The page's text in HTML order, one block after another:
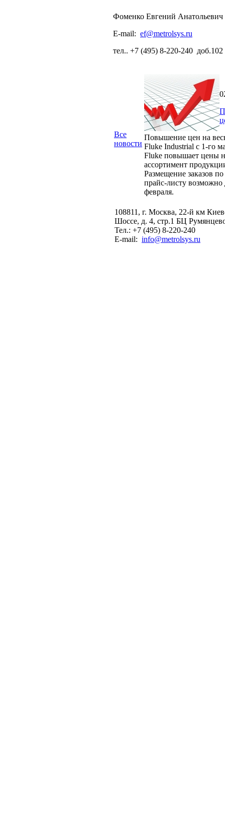
Фоменко Евгений Анатольевич
E-mail: ef@metrolsys.ru
тел.. +7 (495) 8-220-240 доб.102
Все
новости
Повышение цен на
Fluke Industrial с 1-го
Fluke повышает цены
ассортимент
Размещение заказов
прайс-листу возможно
февраля.
108811, г. Москва, 22-й км
Шоссе, д. 4, стр.1 БЦ
Тел.: +7 (495) 8-220-240
E-mail: info@metrolsys.ru